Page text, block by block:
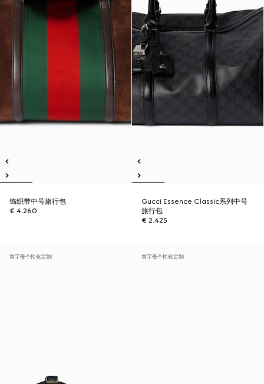
饰织带中号旅行包
€ 4.260
Gucci Essence Classic系列中号
旅行包
€ 2.425
首字母个性化定制 首字母个性化定制